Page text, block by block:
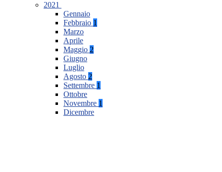
2021
Gennaio
Febbraio 1
Marzo
Aprile
Maggio 2
Giugno
Luglio
Agosto 2
Settembre 1
Ottobre
Novembre 1
Dicembre